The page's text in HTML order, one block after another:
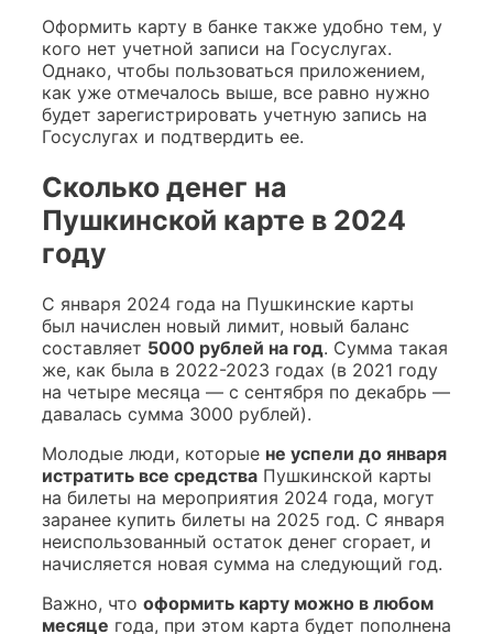
Оформить карту в банке также удобно тем, у
кого нет учетной записи на Госуслугах.
Однако, чтобы пользоваться приложением,
как уже отмечалось выше, все равно нужно
будет зарегистрировать учетную запись на
Госуслугах и подтвердить ее.
Сколько денег на
Пушкинской карте в 2024
году
С января 2024 года на Пушкинские карты
был начислен новый лимит, новый баланс
составляет 5000 рублей на год. Сумма такая
же, как была в 2022-2023 годах (в 2021 году
на четыре месяца — с сентября по декабрь —
давалась сумма 3000 рублей).
Молодые люди, которые не успели до января
истратить все средства Пушкинской карты
на билеты на мероприятия 2024 года, могут
заранее купить билеты на 2025 год. С января
неиспользованный остаток денег сгорает, и
начисляется новая сумма на следующий год.
Важно, что оформить карту можно в любом
месяце года, при этом карта будет пополнена